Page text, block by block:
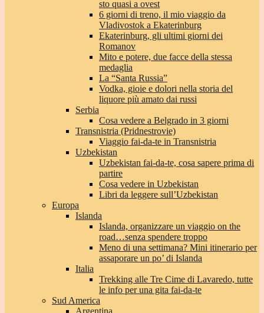
sto quasi a ovest
6 giorni di treno, il mio viaggio da
Vladivostok a Ekaterinburg
Ekaterinburg, gli ultimi giorni dei
Romanov
Mito e potere, due facce della stessa
medaglia
La “Santa Russia”
Vodka, gioie e dolori nella storia del
liquore più amato dai russi
Serbia
Cosa vedere a Belgrado in 3 giorni
Transnistria (Pridnestrovie)
Viaggio fai-da-te in Transnistria
Uzbekistan
Uzbekistan fai-da-te, cosa sapere prima di
partire
Cosa vedere in Uzbekistan
Libri da leggere sull’Uzbekistan
Europa
Islanda
Islanda, organizzare un viaggio on the
road…senza spendere troppo
Meno di una settimana? Mini itinerario per
assaporare un po’ di Islanda
Italia
Trekking alle Tre Cime di Lavaredo, tutte
le info per una gita fai-da-te
Sud America
Argentina